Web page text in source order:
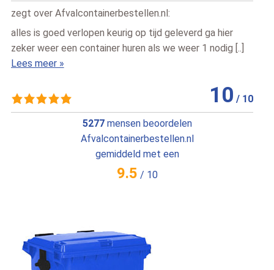
zegt over Afvalcontainerbestellen.nl :
alles is goed verlopen keurig op tijd geleverd ga hier
zeker weer een container huren als we weer 1 nodig [..]
Lees meer »
10 / 10
5277mensen beoordelen
Afvalcontainerbestellen.nl
gemiddeld met een
9.5 / 10